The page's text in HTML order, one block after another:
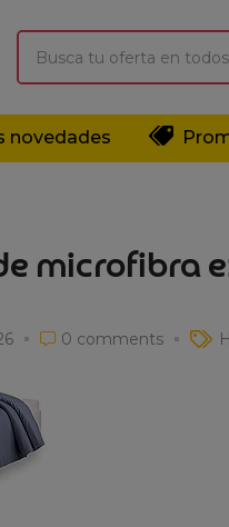
novedades
microfibra
0 comments